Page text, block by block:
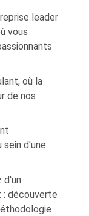
leader
vous
où la
de nos
d'une
d'un
: découverte